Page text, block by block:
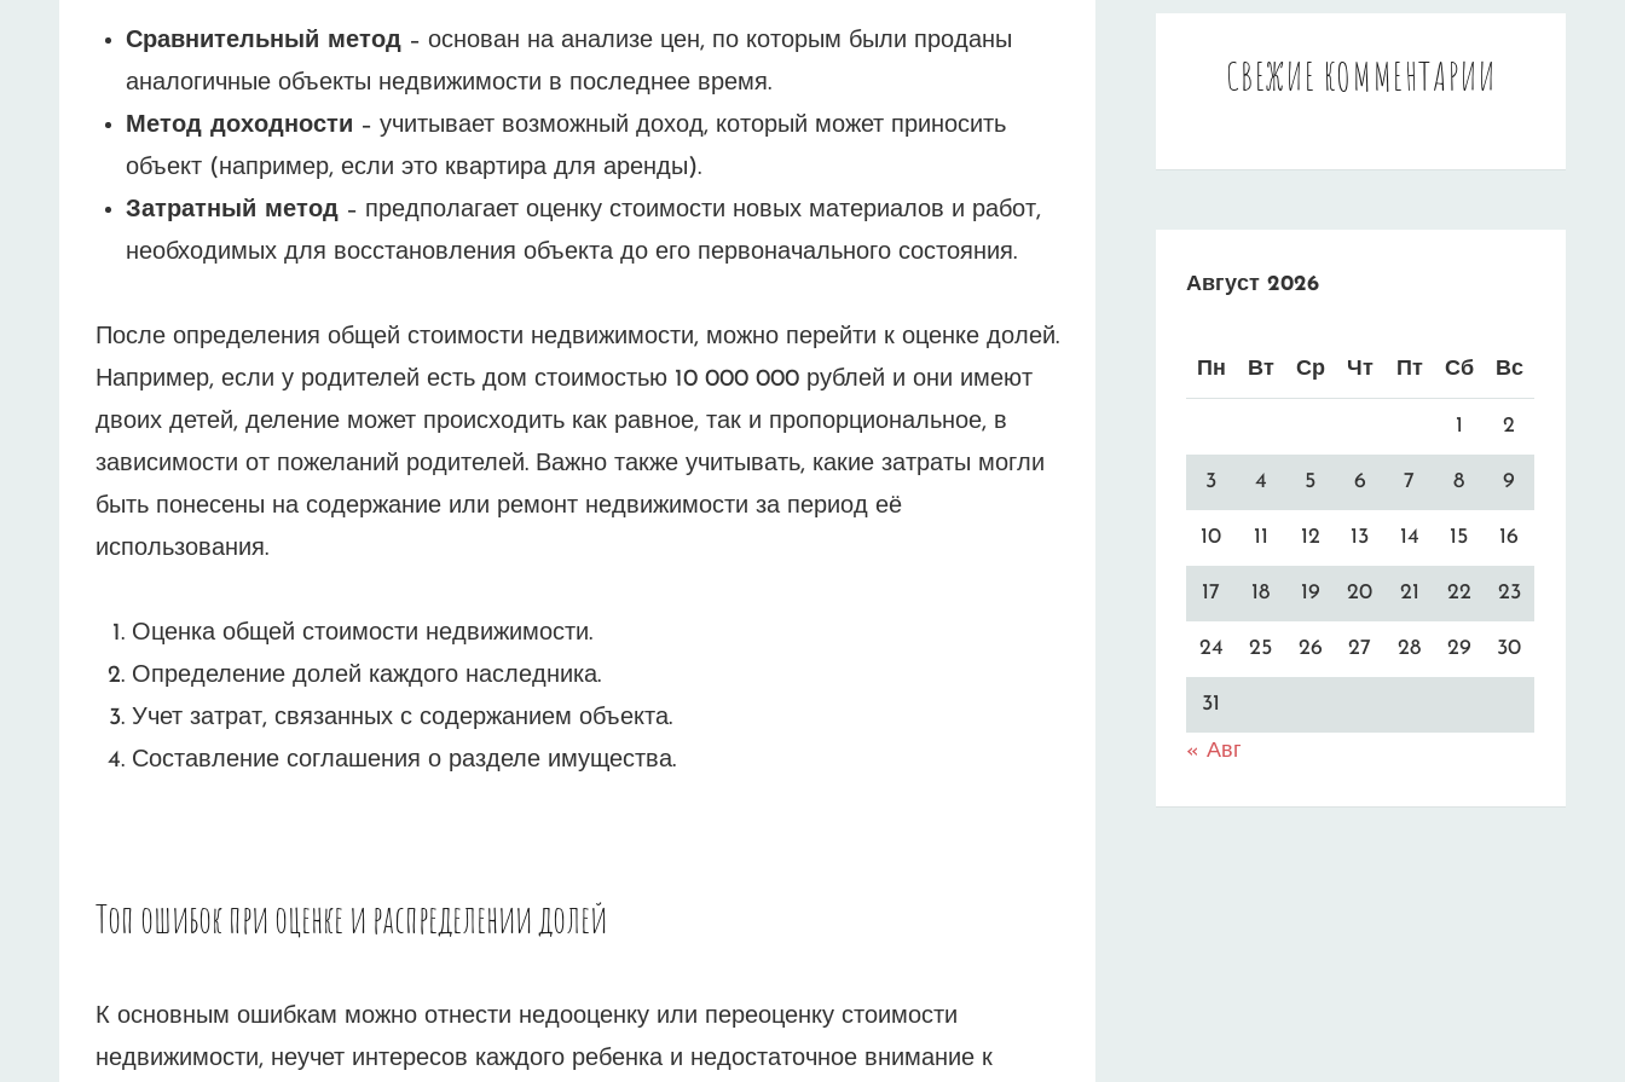
Сравнительный метод – основан на анализе цен, по которым были проданы
аналогичные объекты недвижимости в последнее время.
Метод доходности – учитывает возможный доход, который может приносить
объект (например, если это квартира для аренды).
Затратный метод – предполагает оценку стоимости новых материалов и работ,
необходимых для восстановления объекта до его первоначального состояния.
После определения общей стоимости недвижимости, можно перейти к оценке долей.
Например, если у родителей есть дом стоимостью 10 000 000 рублей и они имеют
двоих детей, деление может происходить как равное, так и пропорциональное, в
зависимости от пожеланий родителей. Важно также учитывать, какие затраты могли
быть понесены на содержание или ремонт недвижимости за период её
использования.
Оценка общей стоимости недвижимости.
Определение долей каждого наследника.
Учет затрат, связанных с содержанием объекта.
Составление соглашения о разделе имущества.
Топ ошибок при оценке и распределении долей
К основным ошибкам можно отнести недооценку или переоценку стоимости
недвижимости, неучет интересов каждого ребенка и недостаточное внимание к
СВЕЖИЕ КОММЕНТАРИИ
Август 2026
Пн Вт Ср Чт Пт Сб Вс
1 2
3 4 5 6 7 8 9
10 11 12 13 14 15 16
17 18 19 20 21 22 23
24 25 26 27 28 29 30
31
« Авг